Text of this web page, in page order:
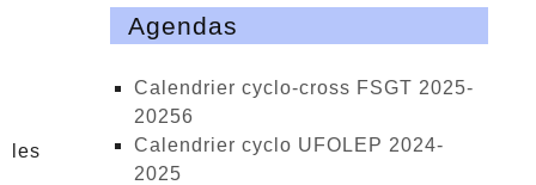
les
Agendas
calendrier cyclo-cross FSGT 2025-
20256
calendrier cyclo UFOLEP 2024-
2025